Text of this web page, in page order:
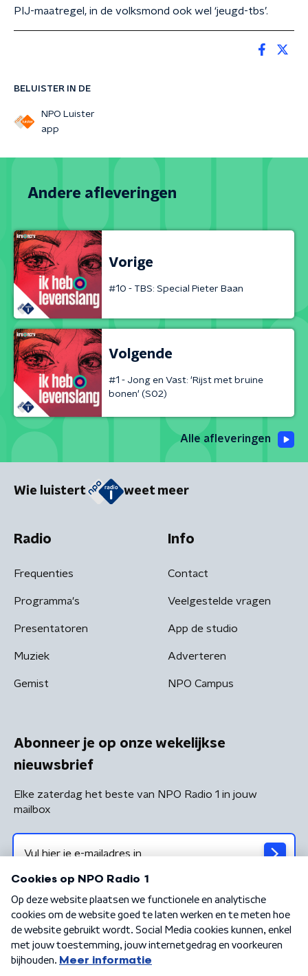
BELUISTER IN DE
NPO Luister
app
PIJ-maatregel, in de volksmond ook wel ‘jeugd-tbs’.
Andere afleveringen
Vorige
#10 - TBS: Special Pieter Baan
Volgende
#1 - Jong en Vast: 'Rijst met bruine
bonen' (S02)
Alle afleveringen
Wie luistert weet meer
Radio
Frequenties
Programma's
Presentatoren
Muziek
Gemist
Info
Contact
Veelgestelde vragen
App de studio
Adverteren
NPO Campus
Abonneer je op onze wekelijkse
nieuwsbrief
Elke zaterdag het beste van NPO Radio 1 in jouw
mailbox
Algemene voorwaarden